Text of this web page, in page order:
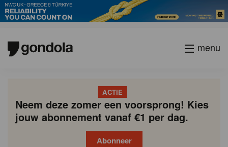
menu
ACTIE
Neem deze zomer een voorsprong! Kies
jouw abonnement vanaf €1 per dag.
Abonneer